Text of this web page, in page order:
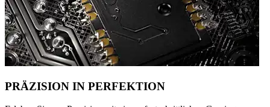
PRÄZISION IN PERFEKTION